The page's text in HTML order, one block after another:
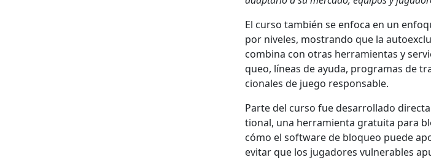
El cur­so tam­bién se enfo­ca en un
por nive­les, mostran­do que la
com­bi­na con otras her­ramien­tas y
queo, líneas de ayu­da, pro­gra­mas de
cionales de juego respon­s­able.
Parte del cur­so fue desar­rol­la­do
tion­al, una her­ramien­ta gra­tui­ta para
cómo el soft­ware de blo­queo puede
evi­tar que los jugadores vul­ner­a­bles